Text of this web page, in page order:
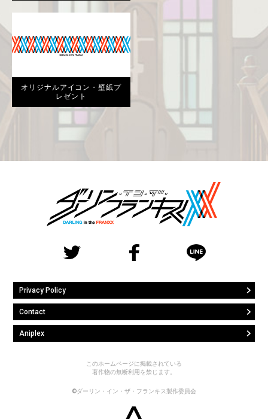
オリジナルアイコン・壁紙プ
レゼント
Privacy Policy
Contact
Aniplex
このホームページに掲載されている
著作物の無断利用を禁じます。
©ダーリン・イン・ザ・フランキス製作委員会